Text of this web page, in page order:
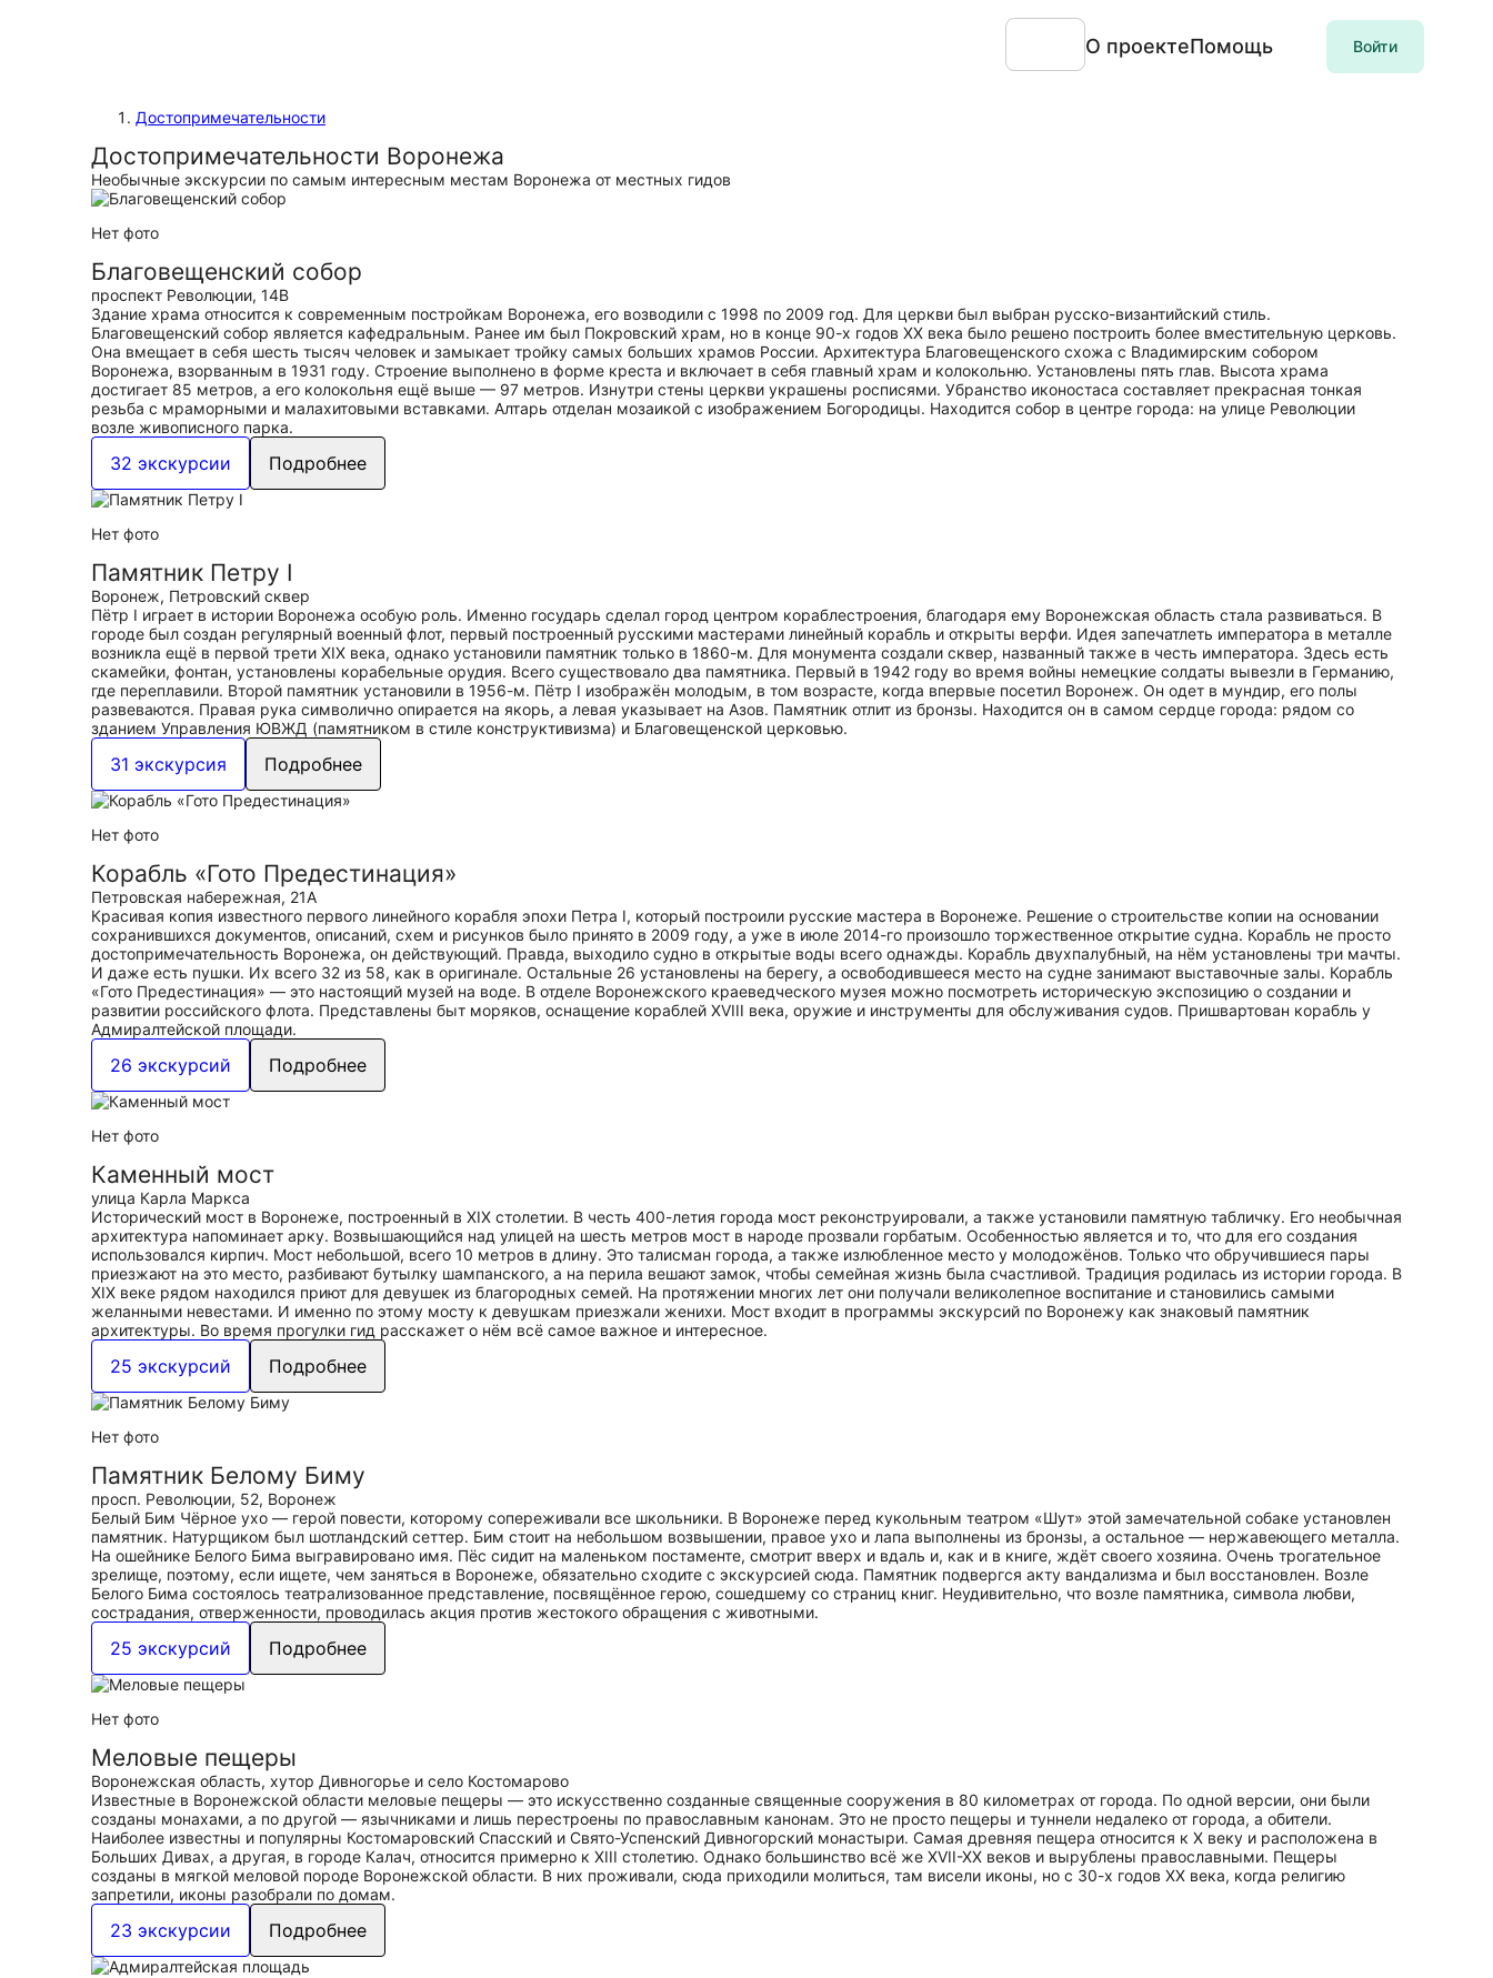
О проектеПомощь Войти
Достопримечательности
Достопримечательности Воронежа
Необычные экскурсии по самым интересным местам Воронежа от местных гидов
Нет фото
Благовещенский собор
проспект Революции, 14В
Здание храма относится к современным постройкам Воронежа, его возводили с 1998 по 2009 год. Для церкви был выбран русско-византийский стиль.
Благовещенский собор является кафедральным. Ранее им был Покровский храм, но в конце 90-х годов XX века было решено построить более вместительную церковь.
Она вмещает в себя шесть тысяч человек и замыкает тройку самых больших храмов России. Архитектура Благовещенского схожа с Владимирским собором
Воронежа, взорванным в 1931 году. Строение выполнено в форме креста и включает в себя главный храм и колокольню. Установлены пять глав. Высота храма
достигает 85 метров, а его колокольня ещё выше — 97 метров. Изнутри стены церкви украшены росписями. Убранство иконостаса составляет прекрасная тонкая
резьба с мраморными и малахитовыми вставками. Алтарь отделан мозаикой с изображением Богородицы. Находится собор в центре города: на улице Революции
возле живописного парка.
32 экскурсии Подробнее
Нет фото
Памятник Петру I
Воронеж, Петровский сквер
Пётр I играет в истории Воронежа особую роль. Именно государь сделал город центром кораблестроения, благодаря ему Воронежская область стала развиваться. В
городе был создан регулярный военный флот, первый построенный русскими мастерами линейный корабль и открыты верфи. Идея запечатлеть императора в металле
возникла ещё в первой трети XIX века, однако установили памятник только в 1860-м. Для монумента создали сквер, названный также в честь императора. Здесь есть
скамейки, фонтан, установлены корабельные орудия. Всего существовало два памятника. Первый в 1942 году во время войны немецкие солдаты вывезли в Германию,
где переплавили. Второй памятник установили в 1956-м. Пётр I изображён молодым, в том возрасте, когда впервые посетил Воронеж. Он одет в мундир, его полы
развеваются. Правая рука символично опирается на якорь, а левая указывает на Азов. Памятник отлит из бронзы. Находится он в самом сердце города: рядом со
зданием Управления ЮВЖД (памятником в стиле конструктивизма) и Благовещенской церковью.
31 экскурсия Подробнее
Нет фото
Корабль «Гото Предестинация»
Петровская набережная, 21А
Красивая копия известного первого линейного корабля эпохи Петра I, который построили русские мастера в Воронеже. Решение о строительстве копии на основании
сохранившихся документов, описаний, схем и рисунков было принято в 2009 году, а уже в июле 2014-го произошло торжественное открытие судна. Корабль не просто
достопримечательность Воронежа, он действующий. Правда, выходило судно в открытые воды всего однажды. Корабль двухпалубный, на нём установлены три мачты.
И даже есть пушки. Их всего 32 из 58, как в оригинале. Остальные 26 установлены на берегу, а освободившееся место на судне занимают выставочные залы. Корабль
«Гото Предестинация» — это настоящий музей на воде. В отделе Воронежского краеведческого музея можно посмотреть историческую экспозицию о создании и
развитии российского флота. Представлены быт моряков, оснащение кораблей XVIII века, оружие и инструменты для обслуживания судов. Пришвартован корабль у
Адмиралтейской площади.
26 экскурсий Подробнее
Нет фото
Каменный мост
улица Карла Маркса
Исторический мост в Воронеже, построенный в XIX столетии. В честь 400-летия города мост реконструировали, а также установили памятную табличку. Его необычная
архитектура напоминает арку. Возвышающийся над улицей на шесть метров мост в народе прозвали горбатым. Особенностью является и то, что для его создания
использовался кирпич. Мост небольшой, всего 10 метров в длину. Это талисман города, а также излюбленное место у молодожёнов. Только что обручившиеся пары
приезжают на это место, разбивают бутылку шампанского, а на перила вешают замок, чтобы семейная жизнь была счастливой. Традиция родилась из истории города. В
XIX веке рядом находился приют для девушек из благородных семей. На протяжении многих лет они получали великолепное воспитание и становились самыми
желанными невестами. И именно по этому мосту к девушкам приезжали женихи. Мост входит в программы экскурсий по Воронежу как знаковый памятник
архитектуры. Во время прогулки гид расскажет о нём всё самое важное и интересное.
25 экскурсий Подробнее
Нет фото
Памятник Белому Биму
просп. Революции, 52, Воронеж
Белый Бим Чёрное ухо — герой повести, которому сопереживали все школьники. В Воронеже перед кукольным театром «Шут» этой замечательной собаке установлен
памятник. Натурщиком был шотландский сеттер. Бим стоит на небольшом возвышении, правое ухо и лапа выполнены из бронзы, а остальное — нержавеющего металла.
На ошейнике Белого Бима выгравировано имя. Пёс сидит на маленьком постаменте, смотрит вверх и вдаль и, как и в книге, ждёт своего хозяина. Очень трогательное
зрелище, поэтому, если ищете, чем заняться в Воронеже, обязательно сходите с экскурсией сюда. Памятник подвергся акту вандализма и был восстановлен. Возле
Белого Бима состоялось театрализованное представление, посвящённое герою, сошедшему со страниц книг. Неудивительно, что возле памятника, символа любви,
сострадания, отверженности, проводилась акция против жестокого обращения с животными.
25 экскурсий Подробнее
Нет фото
Меловые пещеры
Воронежская область, хутор Дивногорье и село Костомарово
Известные в Воронежской области меловые пещеры — это искусственно созданные священные сооружения в 80 километрах от города. По одной версии, они были
созданы монахами, а по другой — язычниками и лишь перестроены по православным канонам. Это не просто пещеры и туннели недалеко от города, а обители.
Наиболее известны и популярны Костомаровский Спасский и Свято-Успенский Дивногорский монастыри. Самая древняя пещера относится к X веку и расположена в
Больших Дивах, а другая, в городе Калач, относится примерно к XIII столетию. Однако большинство всё же XVII-XX веков и вырублены православными. Пещеры
созданы в мягкой меловой породе Воронежской области. В них проживали, сюда приходили молиться, там висели иконы, но с 30-х годов XX века, когда религию
запретили, иконы разобрали по домам.
23 экскурсии Подробнее